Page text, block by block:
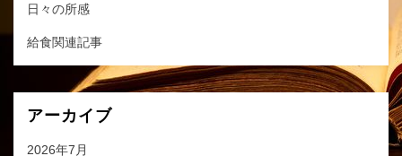
日々の所感
給食関連記事
アーカイブ
2026年7月